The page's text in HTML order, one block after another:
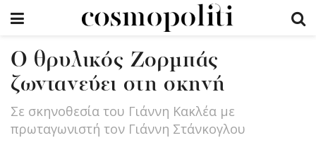
Ο θρυλικός Ζορμπάς
ζωντανεύει στη σκηνή
Σε σκηνοθεσία του Γιάννη Κακλέα με
πρωταγωνιστή τον Γιάννη Στάνκογλου